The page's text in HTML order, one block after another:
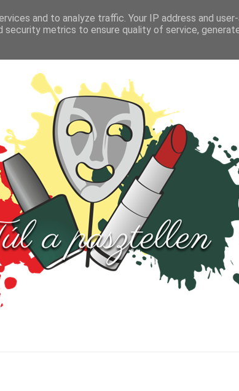
TESZT PARFÜM KULTÚRA VIDEÓ
and to analyze traffic. Your IP address and
security metrics to ensure quality of service,